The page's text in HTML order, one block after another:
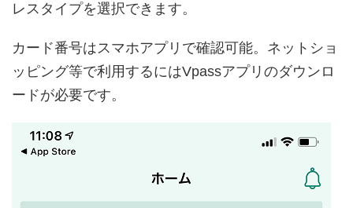
レスタイプを選択できます。
カード番号はスマホアプリで確認可能。ネットショ
ッピング等で利用するにはVpassアプリのダウンロ
ードが必要です。